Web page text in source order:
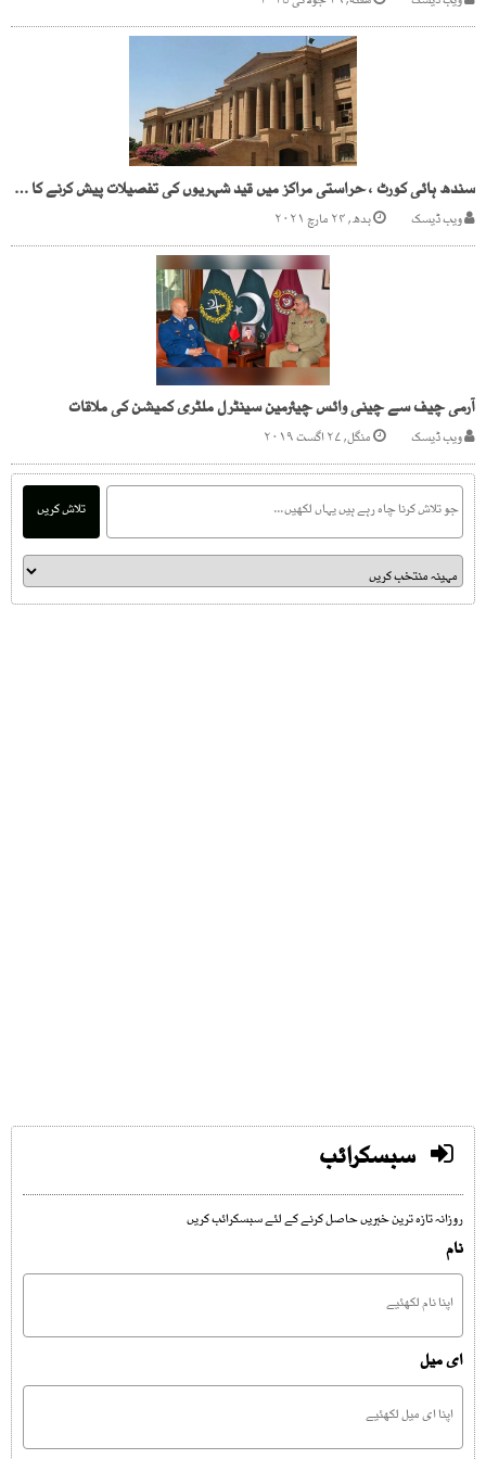
سندھ ہائی کورٹ ، حراستی مراکز میں قید شہریوں کی تفصیلات پیش کرنے کا حکم
ویب ڈیسک بدھ, ۲۴ مارچ ۲۰۲۱
آرمی چیف سے چینی وائس چیئرمین سینٹرل ملٹری کمیشن کی ملاقات
ویب ڈیسک منگل, ۲۷ اگست ۲۰۱۹
تلاش کریں
سبسکرائب
روزانہ تازہ ترین خبریں حاصل کرنے کے لئے سبسکرائب کریں
نام
ای میل